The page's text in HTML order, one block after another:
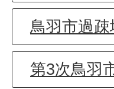
鳥羽市過
第3次鳥羽